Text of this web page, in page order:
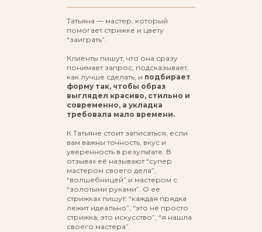
Татьяна — мастер, который
помогает стрижке и цвету
“заиграть”.
Клиенты пишут, что она сразу
понимает запрос, подсказывает,
как лучше сделать, и подбирает
форму так, чтобы образ
выглядел красиво, стильно и
современно, а укладка
требовала мало времени.
К Татьяне стоит записаться, если
вам важны точность, вкус и
уверенность в результате. В
отзывах её называют “супер
мастером своего дела”,
“волшебницей” и мастером с
“золотыми руками”. О её
стрижках пишут: “каждая прядка
лежит идеально”, “это не просто
стрижка, это искусство”, “я нашла
своего мастера”.